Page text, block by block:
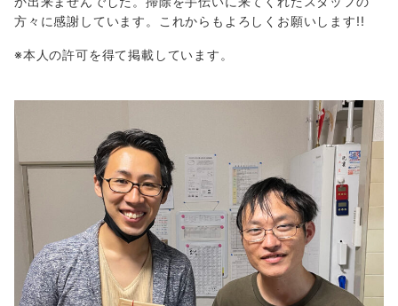
方々に感謝しています。これからもよろしくお願いします!!
※本人の許可を得て掲載しています。